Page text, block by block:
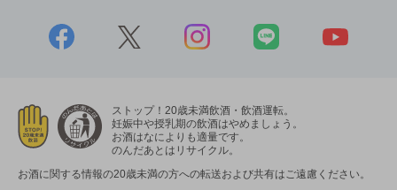
ストップ！20歳未満飲酒・飲酒運転。
妊娠中や授乳期の飲酒はやめましょう。
お酒はなによりも適量です。
のんだあとはリサイクル。
お酒に関する情報の20歳未満の方への転送および共有はご遠慮ください。